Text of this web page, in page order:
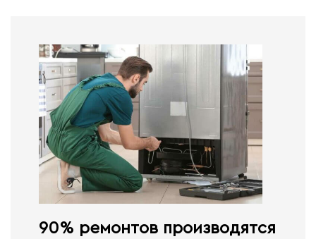
90% ремонтов производятся